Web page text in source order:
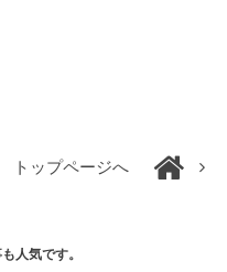
トップページへ
人気です。